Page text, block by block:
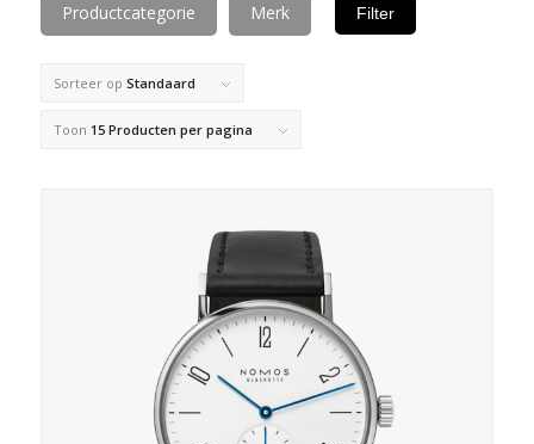
Productcategorie Merk Filter
Sorteer op Standaard
Toon 15 Producten per pagina